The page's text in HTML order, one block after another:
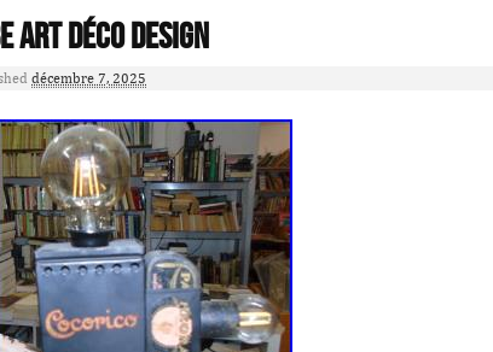
art déco design
décembre 7, 2025